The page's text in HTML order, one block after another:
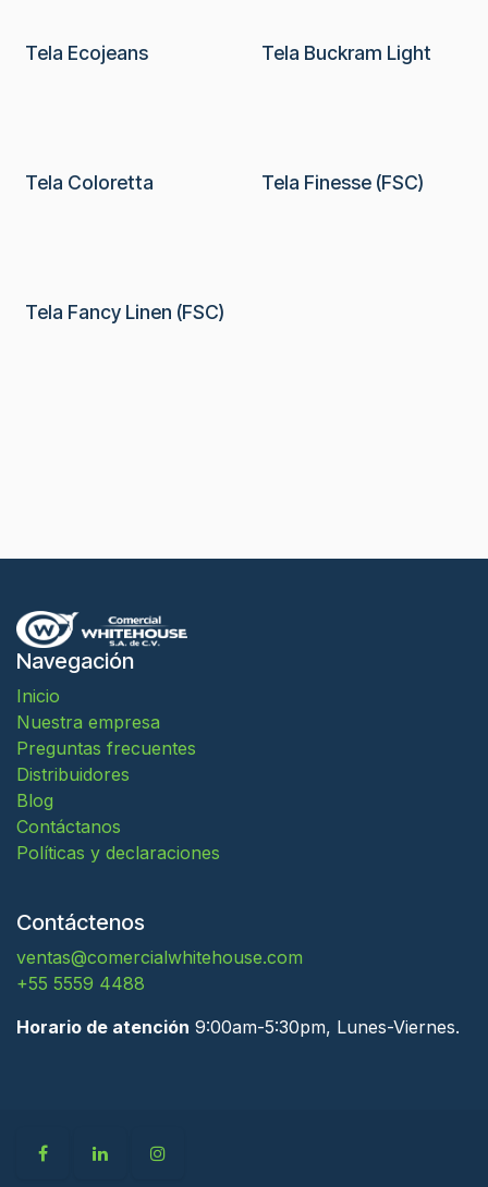
Tela Ecojeans Tela Buckram Light
Tela Coloretta Tela Finesse (FSC)
Tela Fancy Linen (FSC)
Navegación
Inicio
Nuestra empresa
Preguntas frecuentes
Distribuidores
Blog
Contáctanos
Políticas y declaraciones
Contáctenos
ventas@comercialwhitehouse.com
+55 5559 4488
Horario de atención 9:00am-5:30pm, Lunes-Viernes.